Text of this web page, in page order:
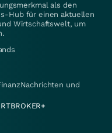
als den
Hub für einen aktuellen
Wirtschaftswelt, um
und